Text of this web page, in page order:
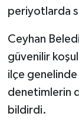
periyotlarda
Ceyhan
güvenilir
ilçe
denetimlerin
bildirdi.